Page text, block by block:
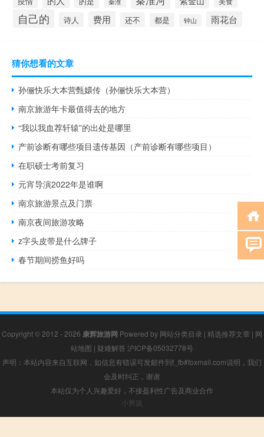
自己的 诗人 费用 还不 都是 钟山 雨花台
猜你想看的文章
孙俪快乐大本营甄嬛传（孙俪快乐大本营）
南京旅游年卡最值得去的地方
“我以我血荐轩辕”的出处是哪里
产前诊断有哪些项目遗传基因（产前诊断有哪些项目）
在职硕士考前复习
元宵导演2022年是谁啊
南京旅游景点及门票
南京夜间旅游攻略
z字头皮带是什么牌子
春节期间捞鱼好吗
Copyright © 2012 - 2026 康辉旅游网 Powered by 网站分类目录 | 精选推荐文章 | 网
站地图 | 疑难解答 沪ICP备05032778号
声明：本站内容来自互联网，如信息有错误可发邮件到f_fb#foxmail.com说明，我们
会及时纠正，谢谢
本站仅为个人兴趣爱好，不接盈利性广告及商业合作
小男孩